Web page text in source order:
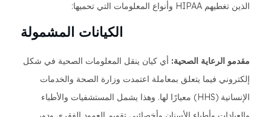
الذين تغطيهم HIPAA وأنواع المعلومات التي تحميها:
الكيانات المشمولة
مقدمو الرعاية الصحية: أي كيان ينقل المعلومات الصحية في شكل
إلكتروني فيما يتعلق بمعاملة اعتمدت وزارة الصحة والخدمات
الإنسانية (HHS) معيارًا لها. وهذا يشمل المستشفيات والأطباء